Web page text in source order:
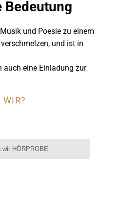
Bedeutung
und Poesie zu einem
und ist in
auch eine Einladung zur
WIR?
wir HÖRPROBE